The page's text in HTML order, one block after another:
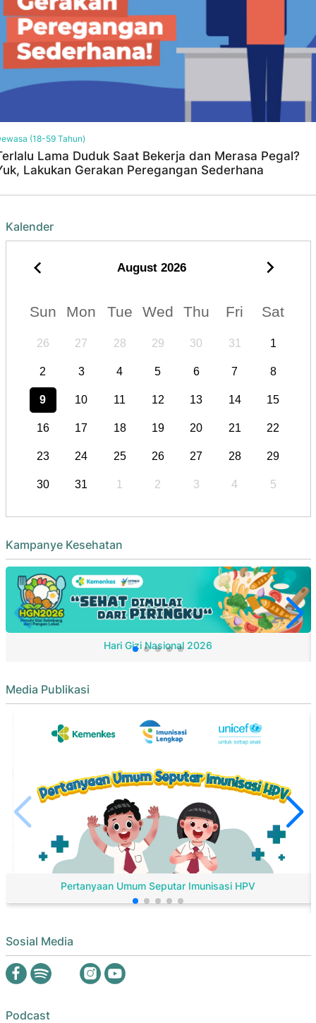
(18-59 Tahun)
Lama Duduk Saat Bekerja dan Merasa Pegal?
Lakukan Gerakan Peregangan Sederhana
Kalender
August 2026
Sun Mon Tue Wed Thu Fri Sat
26 27 28 29 30 31 1
2 3 4 5 6 7 8
9 10 11 12 13 14 15
16 17 18 19 20 21 22
23 24 25 26 27 28 29
30 31 1 2 3 4 5
Kampanye Kesehatan
Hari Gizi Nasional 2026
Media Publikasi
Pertanyaan Umum Seputar Imunisasi HPV
Sosial Media
Podcast